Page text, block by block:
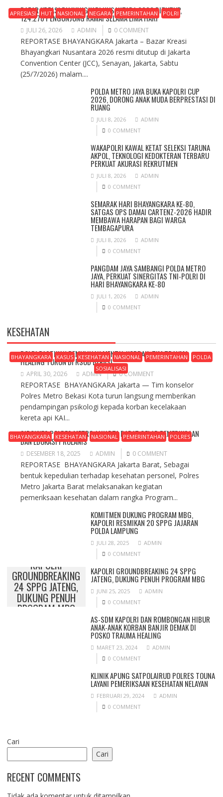
APRESIASI HUT NASIONAL NEGARA PEMERINTAHAN POLRI
BAZAR KREASI BHAYANGKARI NUSANTARA 2026 DITUTUP,
124.276 PENGUNJUNG RAMAI SELAMA LIMA HARI
JULI 26, 2026 ADMIN 0 COMMENT
REPORTASE BHAYANGKARA Jakarta – Bazar Kreasi
Bhayangkari Nusantara 2026 resmi ditutup di Jakarta
Convention Center (JCC), Senayan, Jakarta, Sabtu
(25/7/2026) malam....
POLDA METRO JAYA BUKA KAPOLRI CUP
2026, DORONG ANAK MUDA BERPRESTASI DI
RUANG
JULI 8, 2026
ADMIN
0 COMMENT
WAKAPOLRI KAWAL KETAT SELEKSI TARUNA
AKPOL, TEKNOLOGI KEDOKTERAN TERBARU
PERKUAT AKURASI REKRUTMEN
JULI 8, 2026
ADMIN
0 COMMENT
SEMARAK HARI BHAYANGKARA KE-80,
SATGAS OPS DAMAI CARTENZ-2026 HADIR
MEMBAWA HARAPAN BAGI WARGA
TEMBAGAPURA
JULI 8, 2026
ADMIN
0 COMMENT
PANGDAM JAYA SAMBANGI POLDA METRO
JAYA, PERKUAT SINERGITAS TNI-POLRI DI
HARI BHAYANGKARA KE-80
JULI 1, 2026
ADMIN
0 COMMENT
KESEHATAN
BHAYANGKARA KASUS KESEHATAN NASIONAL PEMERINTAHAN
POLDA
SOSIALISASI
POLRI PASTIKAN PEMULIHAN MENTAL KORBAN, TIM TRAUMA
HEALING TURUN DI RSUD BEKASI
APRIL 30, 2026 ADMIN 0 COMMENT
REPORTASE BHAYANGKARA Jakarta — Tim konselor
Polres Metro Bekasi Kota turun langsung memberikan
pendampingan psikologi kepada korban kecelakaan
kereta api KAI...
BHAYANGKARA KESEHATAN NASIONAL PEMERINTAHAN POLRES
SIDOKKES POLRES METRO JAKARTA BARAT GELAR PEMERIKSAAN
DAN EDUKASI PROLANIS
DESEMBER 18, 2025 ADMIN 0 COMMENT
REPORTASE BHAYANGKARA Jakarta Barat, Sebagai
bentuk kepedulian terhadap kesehatan personel, Polres
Metro Jakarta Barat melaksanakan kegiatan
pemeriksaan kesehatan dalam rangka Program...
KOMITMEN DUKUNG PROGRAM MBG,
KAPOLRI RESMIKAN 20 SPPG JAJARAN
POLDA LAMPUNG
JULI 28, 2025
ADMIN
0 COMMENT
KAPOLRI
GROUNDBREAKING
24 SPPG JATENG,
DUKUNG PENUH
PROGRAM MBG
KAPOLRI GROUNDBREAKING 24 SPPG
JATENG, DUKUNG PENUH PROGRAM MBG
JUNI 25, 2025
ADMIN
0 COMMENT
AS-SDM KAPOLRI DAN ROMBONGAN HIBUR
ANAK-ANAK KORBAN BANJIR DEMAK DI
POSKO TRAUMA HEALING
MARET 23, 2024
ADMIN
0 COMMENT
KLINIK APUNG SATPOLAIRUD POLRES TOUNA
LAYANI PEMERIKSAAN KESEHATAN NELAYAN
FEBRUARI 29, 2024
ADMIN
0 COMMENT
Cari
Cari
RECENT COMMENTS